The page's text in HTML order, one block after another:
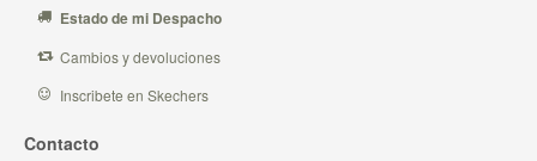
Estado de mi Despacho
Cambios y devoluciones
Inscribete en Skechers
Contacto